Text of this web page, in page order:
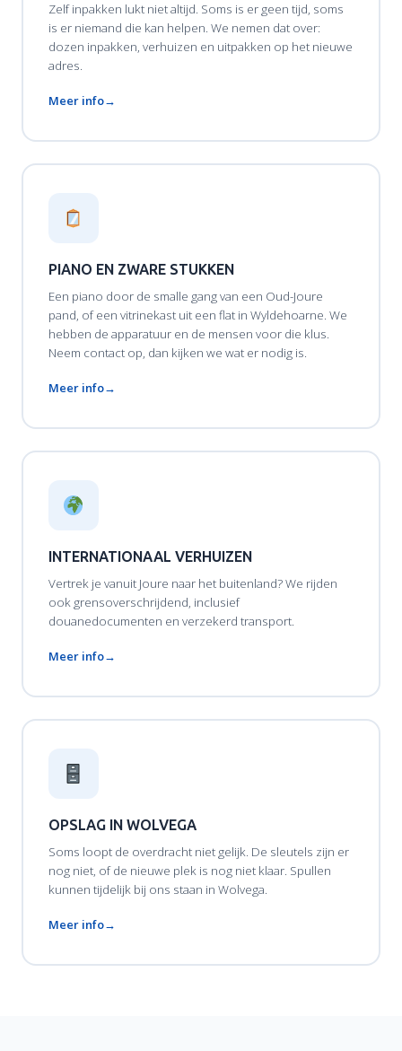
Zelf inpakken lukt niet altijd. Soms is er geen tijd, soms
is er niemand die kan helpen. We nemen dat over:
dozen inpakken, verhuizen en uitpakken op het nieuwe
adres.
Meer info
PIANO EN ZWARE STUKKEN
Een piano door de smalle gang van een Oud-Joure
pand, of een vitrinekast uit een flat in Wyldehoarne. We
hebben de apparatuur en de mensen voor die klus.
Neem contact op, dan kijken we wat er nodig is.
Meer info
INTERNATIONAAL VERHUIZEN
Vertrek je vanuit Joure naar het buitenland? We rijden
ook grensoverschrijdend, inclusief
douanedocumenten en verzekerd transport.
Meer info
OPSLAG IN WOLVEGA
Soms loopt de overdracht niet gelijk. De sleutels zijn er
nog niet, of de nieuwe plek is nog niet klaar. Spullen
kunnen tijdelijk bij ons staan in Wolvega.
Meer info